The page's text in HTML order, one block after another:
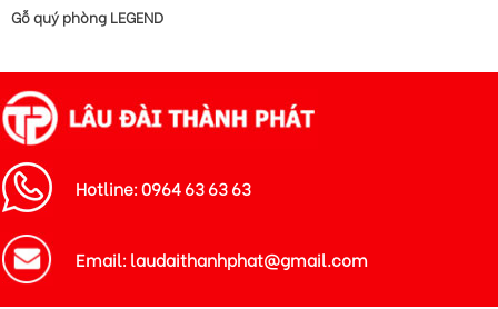
Gỗ quý phòng LEGEND
Hotline: 0964 63 63 63
Email: laudaithanhphat@gmail.com